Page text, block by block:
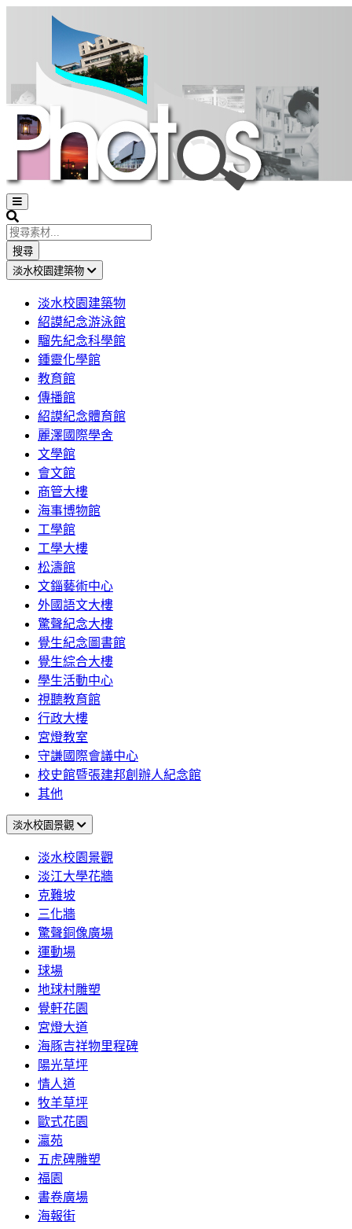
Open
sidebar
Search
搜尋
淡水校園建築物
淡水校園建築物
紹謨紀念游泳館
騮先紀念科學館
鍾靈化學館
教育館
傳播館
紹謨紀念體育館
麗澤國際學舍
文學館
會文館
商管大樓
海事博物館
工學館
工學大樓
松濤館
文錙藝術中心
外國語文大樓
驚聲紀念大樓
覺生紀念圖書館
覺生綜合大樓
學生活動中心
視聽教育館
行政大樓
宮燈教室
守謙國際會議中心
校史館暨張建邦創辦人紀念館
其他
淡水校園景觀
淡水校園景觀
淡江大學花牆
克難坡
三化牆
驚聲銅像廣場
運動場
球場
地球村雕塑
覺軒花園
宮燈大道
海豚吉祥物里程碑
陽光草坪
情人道
牧羊草坪
歐式花園
瀛苑
五虎碑雕塑
福園
書卷廣場
海報街